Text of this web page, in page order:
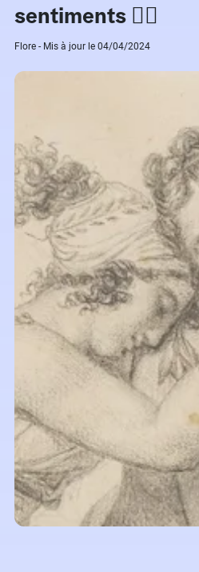
sentiments ❤️‍🔥
Flore - Mis à jour le 04/04/2024